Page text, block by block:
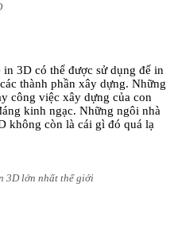
3D có thể được sử dụng để in
thành phần xây dựng. Những
công việc xây dựng của con
kinh ngạc. Những ngôi nhà
không còn là cái gì đó quá lạ
3D lớn nhất thế giới